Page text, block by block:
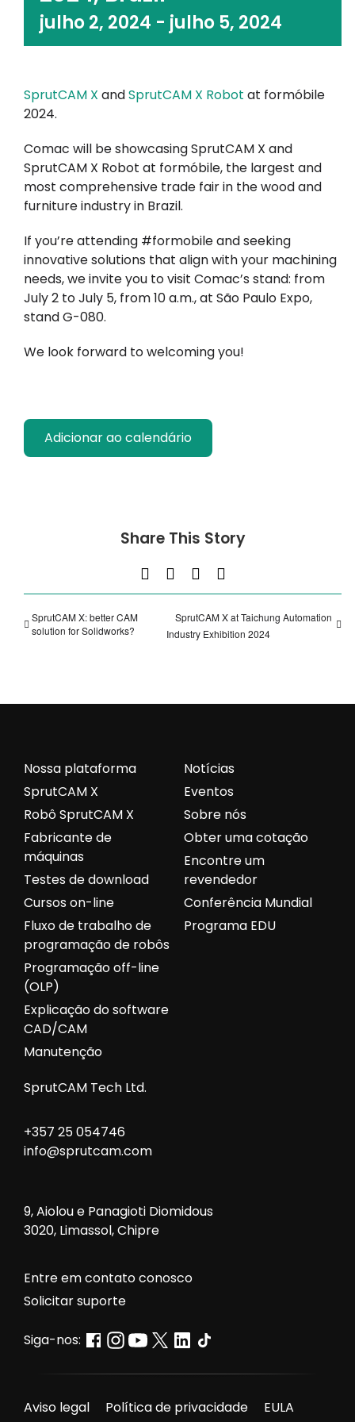
Minha conta
julho 2, 2024 - julho 5, 2024
SprutCAM X andSprutCAM X Robot at formóbile
2024.
Comac will be showcasing SprutCAM X and
SprutCAM X Robot at formóbile, the largest and
most comprehensive trade fair in the wood and
furniture industry in Brazil.
If you’re attending #formobile and seeking
innovative solutions that align with your machining
needs, we invite you to visit Comac’s stand: from
July 2 to July 5, from 10 a.m., at São Paulo Expo,
stand G-080.
We look forward to welcoming you!
Adicionar ao calendário
Share This Story
Facebook
X LinkedIn
E-
SprutCAM X: better CAM
solution for Solidworks?
SprutCAM X at Taichung Automation
Industry Exhibition 2024
Notícias
Eventos
Sobre nós
Obter uma cotação
Encontre um
revendedor
Conferência Mundial
Programa EDU
Nossa plataforma
SprutCAM X
Robô SprutCAM X
Fabricante de
máquinas
Testes de download
Cursos on-line
Fluxo de trabalho de
programação de robôs
Programação off-line
(OLP)
Explicação do software
CAD/CAM
Manutenção
SprutCAM Tech Ltd.
+357 25 054746
info@sprutcam.com
9, Aiolou e Panagioti Diomidous
3020, Limassol, Chipre
Entre em contato conosco
Solicitar suporte
Siga-nos:
Aviso legal Política de privacidade EULA